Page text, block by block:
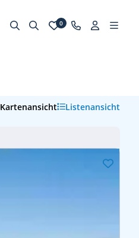
0
Kartenansicht Listenansicht